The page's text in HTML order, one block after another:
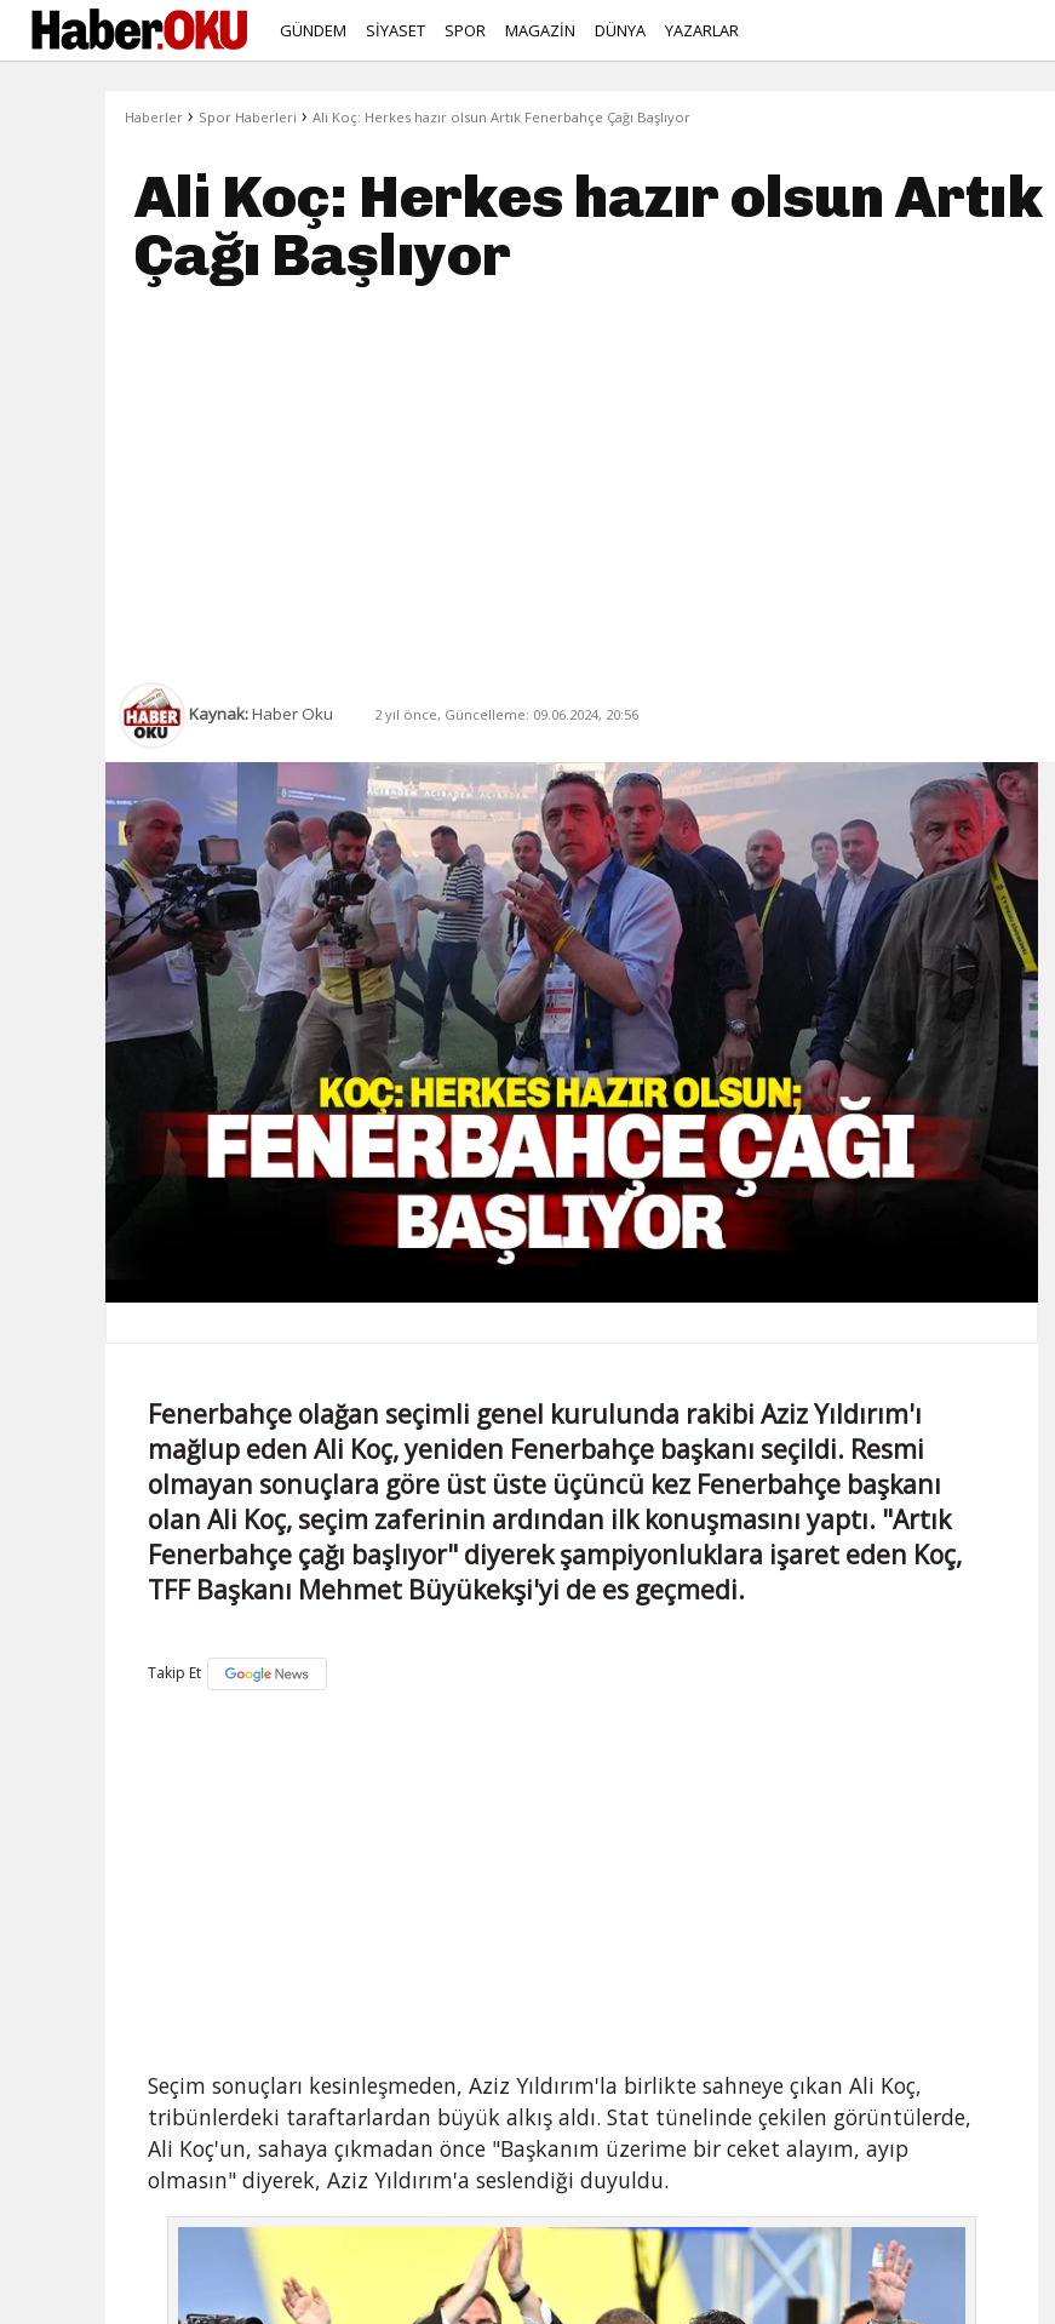
GÜNDEM SİYASET SPOR MAGAZİN DÜNYA YAZARLAR
Haberler › Spor Haberleri › Ali Koç: Herkes hazır olsun Artık Fenerbahçe Çağı Başlıyor
Ali Koç: Herkes hazır olsun
Çağı Başlıyor
Kaynak:Haber Oku 2 yıl önce, Güncelleme: 09.06.2024, 20:56
Fenerbahçe olağan seçimli genel kurulunda rakibi Aziz Yıldırım'ı
mağlup eden Ali Koç, yeniden Fenerbahçe başkanı seçildi. Resmi
olmayan sonuçlara göre üst üste üçüncü kez Fenerbahçe başkanı
olan Ali Koç, seçim zaferinin ardından ilk konuşmasını yaptı. "Artık
Fenerbahçe çağı başlıyor" diyerek şampiyonluklara işaret eden Koç,
TFF Başkanı Mehmet Büyükekşi'yi de es geçmedi.
Takip Et
Seçim sonuçları kesinleşmeden, Aziz Yıldırım'la birlikte sahneye çıkan Ali Koç,
tribünlerdeki taraftarlardan büyük alkış aldı. Stat tünelinde çekilen görüntülerde,
Ali Koç'un, sahaya çıkmadan önce "Başkanım üzerime bir ceket alayım, ayıp
olmasın" diyerek, Aziz Yıldırım'a seslendiği duyuldu.